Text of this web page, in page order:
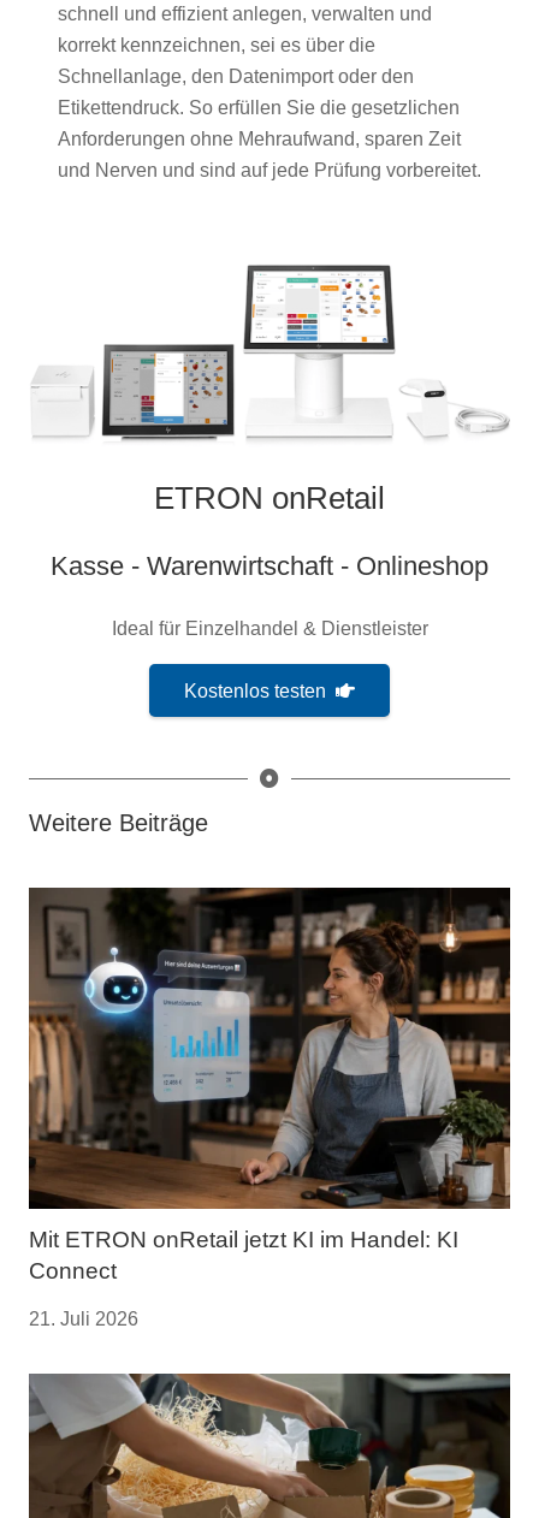
schnell und effizient anlegen, verwalten und
korrekt kennzeichnen, sei es über die
Schnellanlage, den Datenimport oder den
Etikettendruck. So erfüllen Sie die gesetzlichen
Anforderungen ohne Mehraufwand, sparen Zeit
und Nerven und sind auf jede Prüfung vorbereitet.
ETRON onRetail
Kasse - Warenwirtschaft - Onlineshop
Ideal für Einzelhandel & Dienstleister
Kostenlos testen
Weitere Beiträge
Mit ETRON onRetail jetzt KI im Handel: KI
Connect
21. Juli 2026